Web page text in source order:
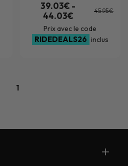
39.03€ -
44.03€
45.95€
Prix avec le code
RIDEDEALS26 inclus
1